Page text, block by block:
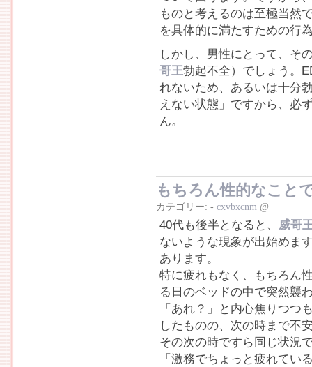
ものと考えるのは至極当然
を具体的に満たすための行
しかし、男性にとって、そ
哥王勃起不全）でしょう。
れないため、あるいは十分
えない状態」ですから、必
ん。
もちろん性的なこと
カテゴリー: - cxvbxcnm @
40代も後半となると、 威哥
ないような現象が出始めま
あります。
特に疲れもなく、もちろん
る日のベッドの中で突然襲
「あれ？」と内心焦りつつ
したものの、次の時まで不
その次の時ですら同じ状況
「激務でちょっと疲れてい